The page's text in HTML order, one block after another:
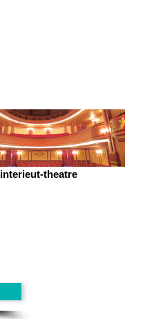
interieut-theatre